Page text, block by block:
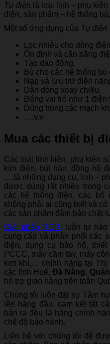
Tụ điện là loại linh – phụ
điện, sản phẩm – hệ thống
Một số ứng dụng của Tụ điện
Lọc nhiễu cho dòng
Ổn định và cân bằng
Tạo dao động.
Bù cho các hệ thống bù
Nạp và lưu trữ điện
Dẫn dòng xoay chiều.
Đóng vai trò như 1 điện
Dùng trong các mạch
….v.v
Mua các thiết bị
Các loại linh kiện, phụ kiện
kìm điện, bút hàn, đồng hồ
….là những dụng cụ, linh –
được dùng rất nhiều trong
các hệ thống điện, các bộ
không phải ai cũng biết và
các sản phẩm đảm bảo chất
Giải pháp RORI
luôn tự
cung cấp và phân phối các
điện, dụng cụ bảo hộ,
PCCC, máy cầm tay, máy
kim khí,… chính hãng tại Thị
các tỉnh Huế,Đà Nẵng,
hỗ trợ giao hàng trên toàn
Chúng tôi luôn đặt sự Tâm
lên hàng đầu, cam kết tất
bán ra đều là hàng chính
chế độ bảo hành.
Liên hệ với chúng tôi để